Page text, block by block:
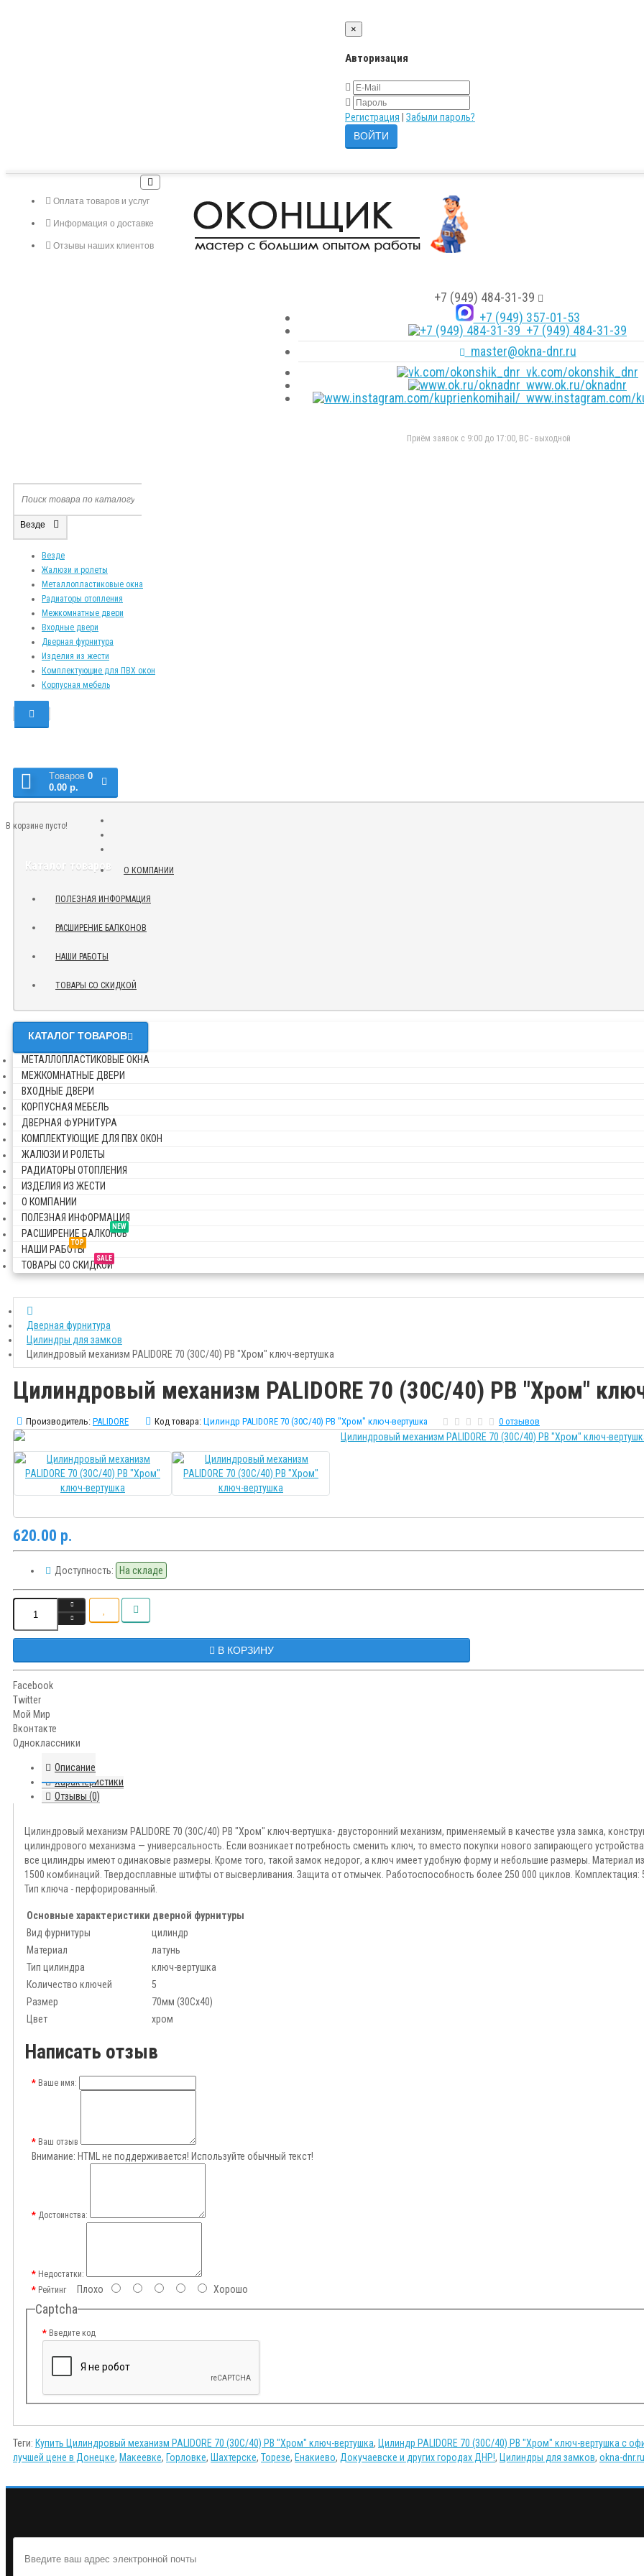
×
Авторизация
Регистрация Забыли пароль?
Оплата товаров и услуг
Информация о доставке
Отзывы наших клиентов
+7 (949) 484-31-39
+7 (949) 357-01-53
+7 (949) 484-31-39
master@okna-dnr.ru
vk.com/okonshik_dnr
www.ok.ru/oknadnr
www.instagram.com/
Приём заявок с 9:00 до 17:00, ВС - выходной
Везде
Везде
Жалюзи и ролеты
Металлопластиковые окна
Радиаторы отопления
Межкомнатные двери
Входные двери
Дверная фурнитура
Изделия из жести
Комплектующие для ПВХ окон
Корпусная мебель
Tоваров 0
0.00 р.
В корзине пусто!
Каталог товаров О КОМПАНИИ
ПОЛЕЗНАЯ ИНФОРМАЦИЯ
РАСШИРЕНИЕ БАЛКОНОВ
НАШИ РАБОТЫ
ТОВАРЫ СО СКИДКОЙ
КАТАЛОГ ТОВАРОВ
МЕТАЛЛОПЛАСТИКОВЫЕ ОКНА
МЕЖКОМНАТНЫЕ ДВЕРИ
ВХОДНЫЕ ДВЕРИ
КОРПУСНАЯ МЕБЕЛЬ
ДВЕРНАЯ ФУРНИТУРА
КОМПЛЕКТУЮЩИЕ ДЛЯ ПВХ ОКОН
ЖАЛЮЗИ И РОЛЕТЫ
РАДИАТОРЫ ОТОПЛЕНИЯ
ИЗДЕЛИЯ ИЗ ЖЕСТИ
О КОМПАНИИ
ПОЛЕЗНАЯ ИНФОРМАЦИЯ
NEW
РАСШИРЕНИЕ БАЛКОНОВ
TOP
НАШИ РАБОТЫ
SALE
ТОВАРЫ СО СКИДКОЙ
Дверная фурнитура
Цилиндры для замков
Цилиндровый механизм PALIDORE 70 (30С/40) PB "Хром" ключ-вертушка
Цилиндровый механизм PALIDORE 70 (30С/40) PB "Хром"
Производитель: PALIDORE Код товара: Цилиндр PALIDORE 70 (30С/40) PB "Хром" ключ-вертушка 0 отзывов
620.00 р.
Доступность: На складе
В КОРЗИНУ
Facebook
Twitter
Мой Мир
Вконтакте
Одноклассники
Описание
Характеристики
Отзывы (0)
Цилиндровый механизм PALIDORE 70 (30С/40) PB "Хром" ключ-вертушка- двусторонний механизм, применяемый в качестве узла замка,
цилиндрового механизма — универсальность. Если возникает потребность сменить ключ, то вместо покупки нового запирающего
все цилиндры имеют одинаковые размеры. Кроме того, такой замок недорог, а ключ имеет удобную форму и небольшие размеры. Материал
1500 комбинаций. Твердосплавные штифты от высверливания. Защита от отмычек. Работоспособность более 250 000 циклов.
Тип ключа - перфорированный.
Основные характеристики дверной фурнитуры
Вид фурнитуры
цилиндр
Материал
латунь
Тип цилиндра
ключ-вертушка
Количество ключей
5
Размер
70мм (30Сx40)
Цвет
хром
Написать отзыв
Ваше имя:
Ваш отзыв
Внимание: HTML не поддерживается! Используйте обычный текст!
Достоинства:
Недостатки:
РейтингПлохо Хорошо
Captcha
Введите код
Теги: Купить Цилиндровый механизм PALIDORE 70 (30С/40) PB "Хром" ключ-вертушка, Цилиндр PALIDORE 70 (30С/40) PB "Хром" ключ-вертушка с
лучшей цене в Донецке, Макеевке, Горловке, Шахтерске, Торезе, Енакиево, Докучаевске и других городах ДНР!, Цилиндры для замков, okna-dnr.ru